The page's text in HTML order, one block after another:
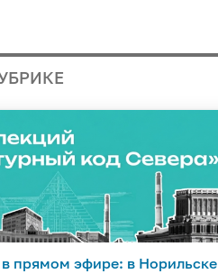
в прямом эфире: в Норильске